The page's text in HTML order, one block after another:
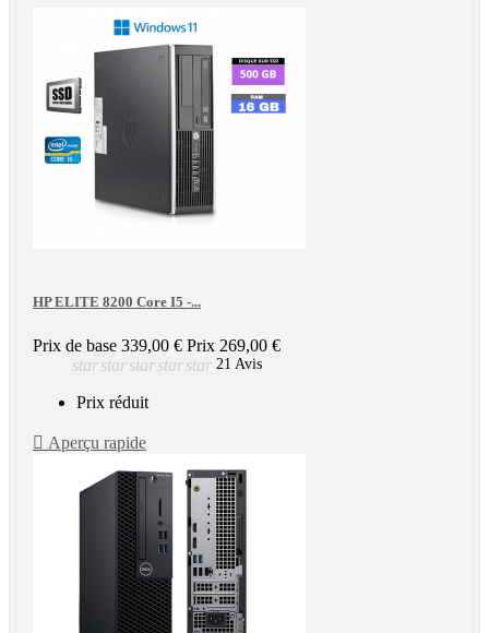
HP ELITE 8200 Core I5 -...
Prix de base 339,00 € Prix 269,00 €
starstarstarstarstar 21 Avis
Prix réduit
 Aperçu rapide